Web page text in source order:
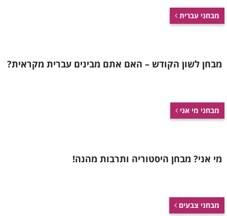
מבחני עברית
מבחן לשון הקודש – האם אתם מבינים עברית מקראית?
מבחני מי אני
מי אני? מבחן היסטוריה ותרבות מהנה!
מבחני צבעים